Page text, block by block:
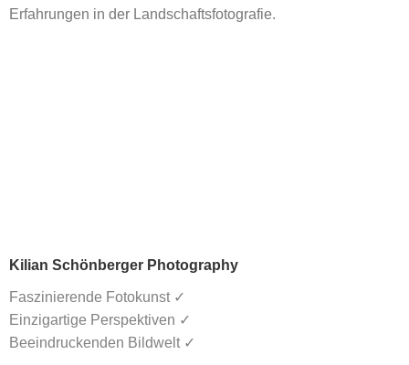
Erfahrungen in der Landschaftsfotografie.
Kilian Schönberger Photography
Faszinierende Fotokunst ✓
Einzigartige Perspektiven ✓
Beeindruckenden Bildwelt ✓